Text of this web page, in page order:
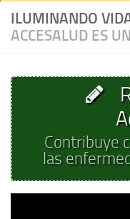
ILUMINANDO
ACCESALUD ES
Contribuye
las